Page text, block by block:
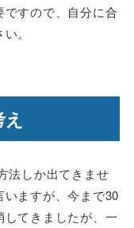
すので、自分に合
。
法しか出てきませ
ますが、今まで30
てきましたが、一